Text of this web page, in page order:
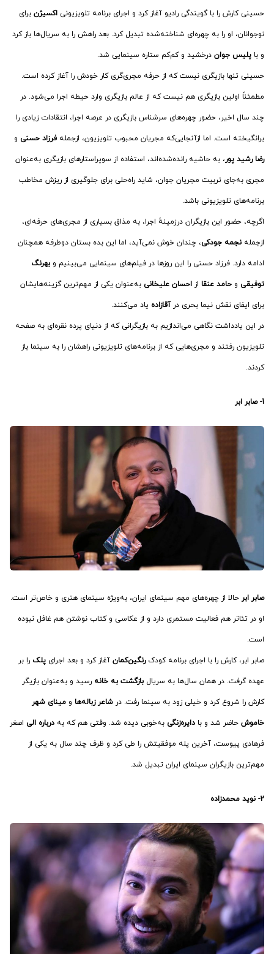
حسینی کارش را با گویندگی رادیو آغاز کرد و اجرای برنامه تلویزیونی اکسیژن برای
نوجوانان، او را به چهره‌ای شناخته‌شده تبدیل کرد. بعد راهش را به سریال‌ها باز کرد
و با پلیس جوان درخشید و کم‌کم ستاره سینمایی شد.
حسینی تنها بازیگری نیست که از حرفه مجری‌گری کار خودش را آغاز کرده است.
مطمئناً اولین بازیگری هم نیست که از عالم بازیگری وارد حیطه اجرا می‌شود. در
چند سال اخیر، حضور چهره‌های سرشناس بازیگری در عرصه اجرا، انتقادات زیادی را
برانگیخته است. اما ازآنجایی‌که مجریان محبوب تلویزیون، ازجمله فرزاد حسنی و
رضا رشید پور، به حاشیه رانده‌شده‌اند، استفاده از سوپراستارهای بازیگری به‌عنوان
مجری به‌جای تربیت مجریان جوان، شاید راه‌حلی برای جلوگیری از ریزش مخاطب
برنامه‌های تلویزیونی باشد.
اگرچه، حضور این بازیگران درزمینهٔ اجرا، به مذاق بسیاری از مجری‌های حرفه‌ای،
ازجمله نجمه جودکی، چندان خوش نمی‌آید، اما این بده بستان دوطرفه همچنان
ادامه دارد. فرزاد حسنی را این روزها در فیلم‌های سینمایی می‌بینیم و بهرنگ
توفیقی و حامد عنقا از احسان علیخانی به‌عنوان یکی از مهم‌ترین گزینه‌هایشان
برای ایفای نقش نیما بحری درآقازاده یاد می‌کنند.
در این یادداشت نگاهی می‌اندازیم به بازیگرانی که از دنیای پرده نقره‌ای به صفحه
تلویزیون رفتند و مجری‌هایی که از برنامه‌های تلویزیونی راهشان را به سینما باز
کردند.
1- صابر ابر
صابر ابر حالا از چهره‌های مهم سینمای ایران، به‌ویژه سینمای هنری و خاص‌تر است.
او در تئاتر هم فعالیت مستمری دارد و از عکاسی و کتاب نوشتن هم غافل نبوده
است.
صابر ابر، کارش را با اجرای برنامه کودکرنگین‌کمان آغاز کرد و بعد اجرای پلک را بر
عهده گرفت. در همان سال‌ها به سریال بازگشت به خانه رسید و به‌عنوان بازیگر
کارش را شروع کرد و خیلی زود به سینما رفت. در شاعر زباله‌ها و مینای شهر
خاموش حاضر شد و با دایره‌زنگی به‌خوبی دیده شد. وقتی هم که به درباره الی اصغر
فرهادی پیوست، آخرین پله موفقیتش را طی کرد و ظرف چند سال به یکی از
مهم‌ترین بازیگران سینمای ایران تبدیل شد.
2- نوید محمدزاده